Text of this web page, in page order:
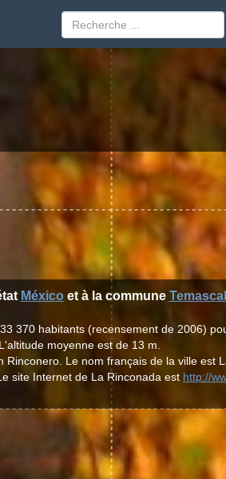
Méxicoet à la commune
370 habitants (recensement de 2006)
moyenne est de 13 m.
Le nom français de la ville est
site Internet de La Rinconada est http://